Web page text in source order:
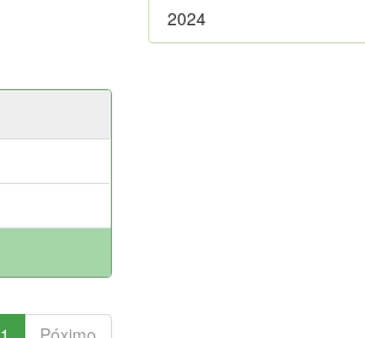
2024